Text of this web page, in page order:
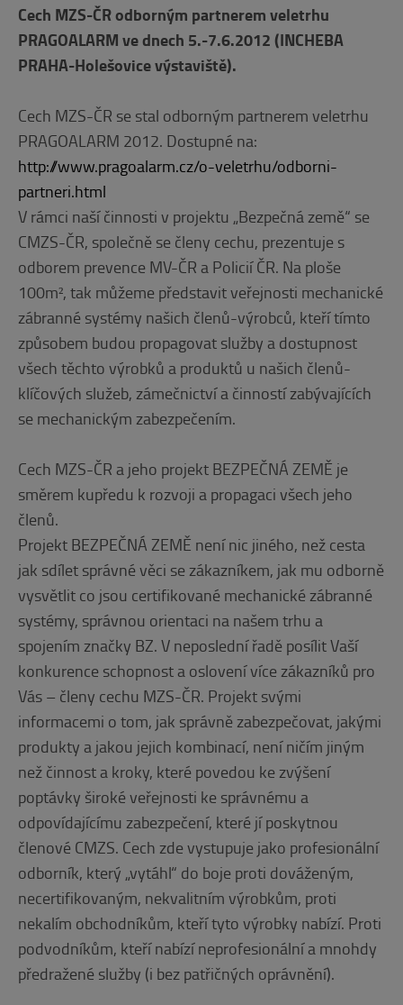
Cech MZS-ČR odborným partnerem veletrhu
PRAGOALARM ve dnech 5.-7.6.2012 (INCHEBA
PRAHA-Holešovice výstaviště).
Cech MZS-ČR se stal odborným partnerem veletrhu
PRAGOALARM 2012. Dostupné na:
http://www.pragoalarm.cz/o-veletrhu/odborni-
partneri.html
V rámci naší činnosti v projektu „Bezpečná země“ se
CMZS-ČR, společně se členy cechu, prezentuje s
odborem prevence MV-ČR a Policií ČR. Na ploše
100m², tak můžeme představit veřejnosti mechanické
zábranné systémy našich členů-výrobců, kteří tímto
způsobem budou propagovat služby a dostupnost
všech těchto výrobků a produktů u našich členů-
klíčových služeb, zámečnictví a činností zabývajících
se mechanickým zabezpečením.
Cech MZS-ČR a jeho projekt BEZPEČNÁ ZEMĚ je
směrem kupředu k rozvoji a propagaci všech jeho
členů.
Projekt BEZPEČNÁ ZEMĚ není nic jiného, než cesta
jak sdílet správné věci se zákazníkem, jak mu odborně
vysvětlit co jsou certifikované mechanické zábranné
systémy, správnou orientaci na našem trhu a
spojením značky BZ. V neposlední řadě posílit Vaší
konkurence schopnost a oslovení více zákazníků pro
Vás – členy cechu MZS-ČR. Projekt svými
informacemi o tom, jak správně zabezpečovat, jakými
produkty a jakou jejich kombinací, není ničím jiným
než činnost a kroky, které povedou ke zvýšení
poptávky široké veřejnosti ke správnému a
odpovídajícímu zabezpečení, které jí poskytnou
členové CMZS. Cech zde vystupuje jako profesionální
odborník, který „vytáhl“ do boje proti dováženým,
necertifikovaným, nekvalitním výrobkům, proti
nekalím obchodníkům, kteří tyto výrobky nabízí. Proti
podvodníkům, kteří nabízí neprofesionální a mnohdy
předražené služby (i bez patřičných oprávnění).